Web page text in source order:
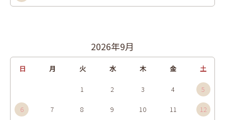
2026年9月
日 月 火 水 木 金 土
1 2 3 4 5
6 7 8 9 10 11 12